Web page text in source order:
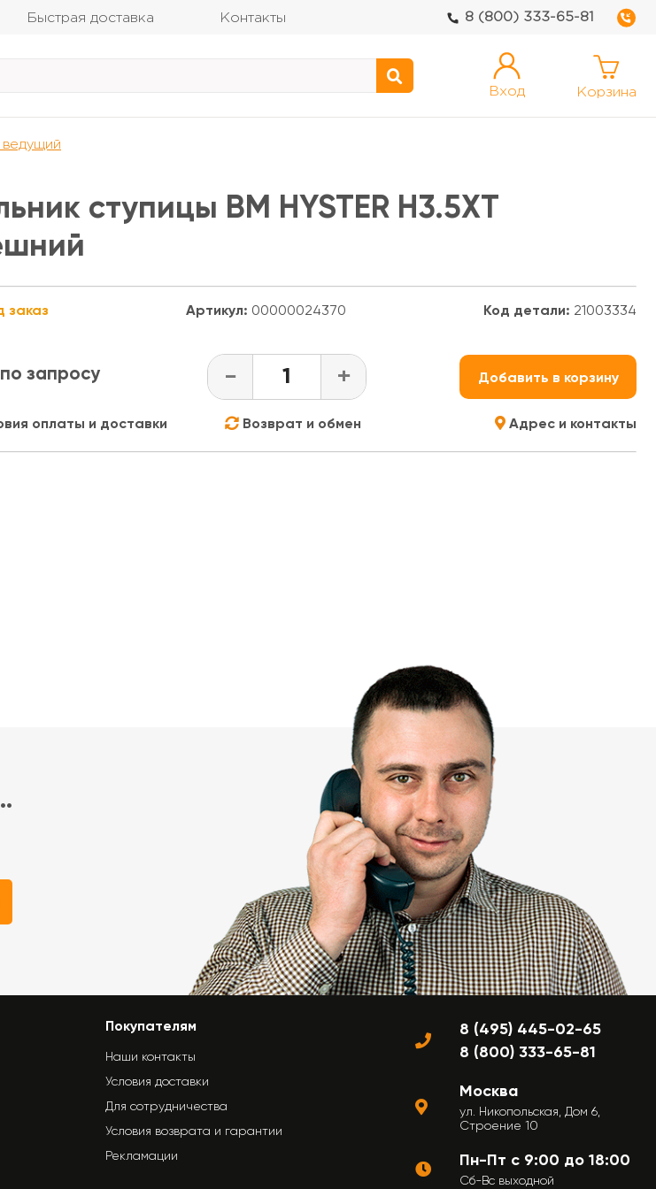
Быстрая доставка Контакты 8 (800) 333-65-81
Вход Корзина
ступицы ВМ HYSTER H3.5XT
заказ Артикул: 00000024370 Код детали: 21003334
запросу - + Добавить в корзину
оплаты и доставки Возврат и обмен Адрес и контакты
Покупателям
Наши контакты
Условия доставки
Для сотрудничества
Условия возврата и гарантии
Рекламации
8 (495) 445-02-65
8 (800) 333-65-81
Москва
ул. Никопольская, Дом 6,
Строение 10
Пн-Пт с 9:00 до 18:00
Сб-Вс выходной